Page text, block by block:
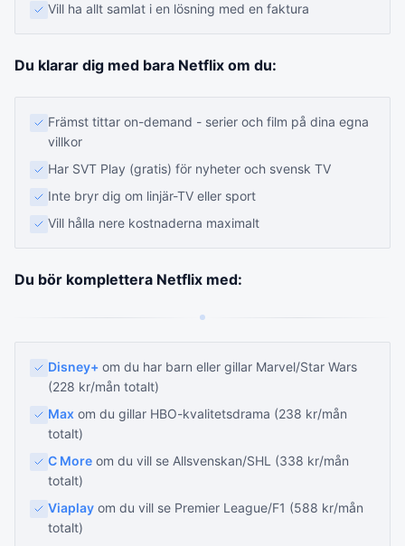
Vill ha allt samlat i en lösning med en faktura
Du klarar dig med bara Netflix om du:
Främst tittar on-demand - serier och film på dina egna
villkor
Har SVT Play (gratis) för nyheter och svensk TV
Inte bryr dig om linjär-TV eller sport
Vill hålla nere kostnaderna maximalt
Du bör komplettera Netflix med:
Disney+ om du har barn eller gillar Marvel/Star Wars
(228 kr/mån totalt)
Max om du gillar HBO-kvalitetsdrama (238 kr/mån
totalt)
C More om du vill se Allsvenskan/SHL (338 kr/mån
totalt)
Viaplay om du vill se Premier League/F1 (588 kr/mån
totalt)